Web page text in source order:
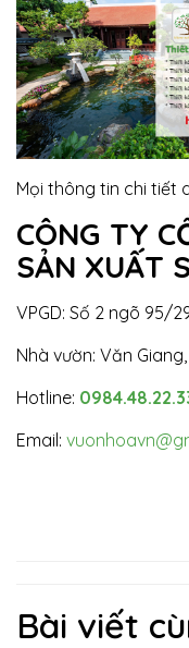
Mọi thông tin chi tiết
CÔNG TY
SẢN XUẤT
VPGD: Số 2 ngõ 95/
Nhà vườn: Văn
Hotline:
Email:
Bài viết